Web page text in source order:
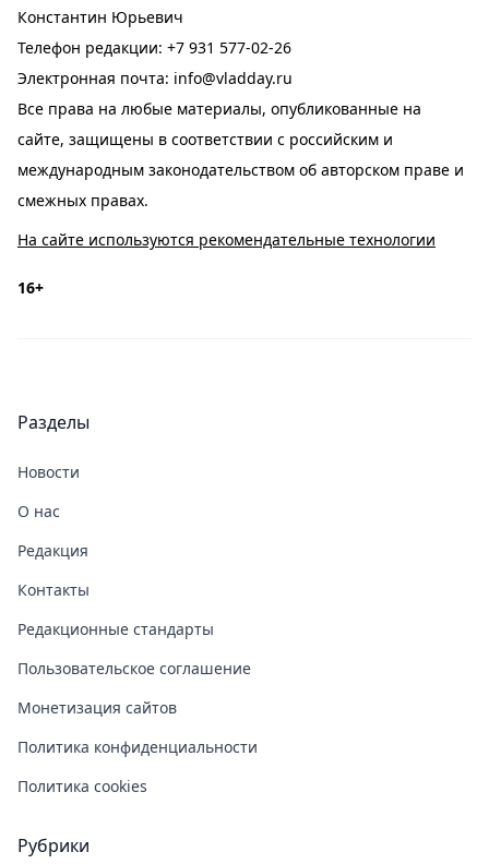
Константин Юрьевич
Телефон редакции: +7 931 577-02-26
Электронная почта: info@vladday.ru
Все права на любые материалы, опубликованные на
сайте, защищены в соответствии с российским и
международным законодательством об авторском праве и
смежных правах.
На сайте используются рекомендательные технологии
16+
Разделы
Новости
О нас
Редакция
Контакты
Редакционные стандарты
Пользовательское соглашение
Монетизация сайтов
Политика конфиденциальности
Политика cookies
Рубрики